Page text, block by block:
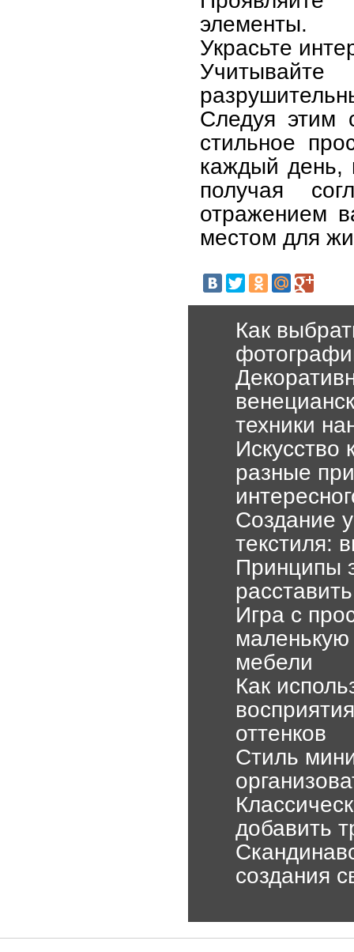
элементы.
Украсьте
Следуя этим
стильное
каждый день,
получая
отражением
местом для
Как
техники
Искусство
разные
Создание
текстиля:
Принципы
Игра с
мебели
Как
оттенков
Стиль
добавить
создания